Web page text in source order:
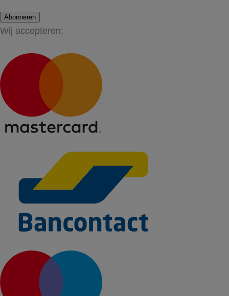
Abonneren
Wij accepteren: